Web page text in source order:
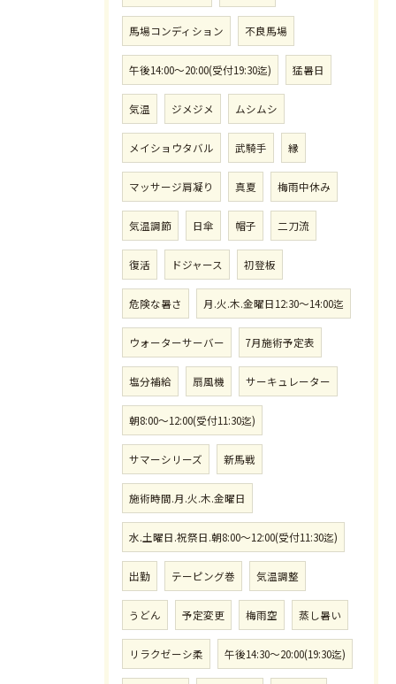
馬場コンディション 不良馬場
午後14:00〜20:00(受付19:30迄) 猛暑日
気温 ジメジメ ムシムシ
メイショウタバル 武騎手 縁
マッサージ肩凝り 真夏 梅雨中休み
気温調節 日傘 帽子 二刀流
復活 ドジャース 初登板
危険な暑さ 月.火.木.金曜日12:30〜14:00迄
ウォーターサーバー 7月施術予定表
塩分補給 扇風機 サーキュレーター
朝8:00〜12:00(受付11:30迄)
サマーシリーズ 新馬戦
施術時間.月.火.木.金曜日
水.土曜日.祝祭日.朝8:00〜12:00(受付11:30迄)
出勤 テーピング巻 気温調整
うどん 予定変更 梅雨空 蒸し暑い
リラクゼーシ柔 午後14:30〜20:00(19:30迄)